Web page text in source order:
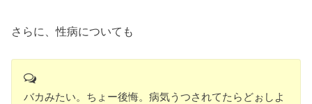
さらに、性病についても
バカみたい。ちょー後悔。病気うつされてたらどぉしよ